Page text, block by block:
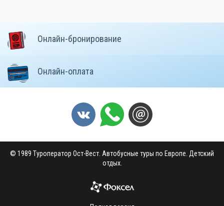
Онлайн-бронирование
Онлайн-оплата
© 1989 Туроператор Ост-Вест. Автобусные туры по Европе. Детский
отдых.